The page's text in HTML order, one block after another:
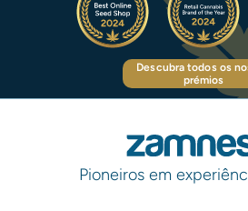
Descubra todos os
prémios
Pioneiros em